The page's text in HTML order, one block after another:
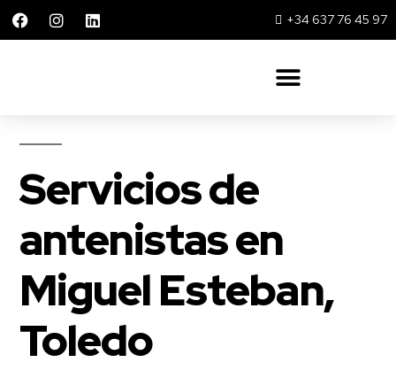
+34 637 76 45 97
Servicios de
antenistas en
Miguel Esteban,
Toledo